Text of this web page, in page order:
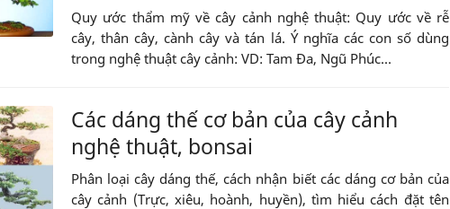
Quy ước thẩm mỹ về cây cảnh nghệ thuật: Quy ước về rễ
cây, thân cây, cành cây và tán lá. Ý nghĩa các con số dùng
trong nghệ thuật cây cảnh: VD: Tam Đa, Ngũ Phúc...
Các dáng thế cơ bản của cây cảnh
nghệ thuật, bonsai
Phân loại cây dáng thế, cách nhận biết các dáng cơ bản của
cây cảnh (Trực, xiêu, hoành, huyền), tìm hiểu cách đặt tên